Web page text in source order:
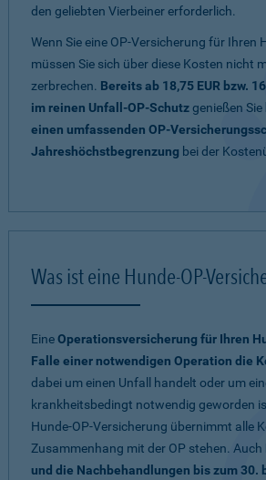
den geliebten Vierbeiner erforderlich.
Wenn Sie eine OP-Versicherung für Ihren
müssen Sie sich über diese Kosten nicht
zerbrechen. Bereits ab 18,75 EUR bzw.
im reinen Unfall-OP-Schutzgenießen Sie
einen umfassenden OP-
Jahreshöchstbegrenzung bei der
Was ist eine Hunde-OP-
EineOperationsversicherung für Ihren
Falle einer notwendigen Operation die
dabei um einen Unfall handelt oder um
krankheitsbedingt notwendig geworden
Hunde-OP-Versicherung übernimmt alle
Zusammenhang mit der OP stehen. Auch
und die Nachbehandlungen bis zum 30.